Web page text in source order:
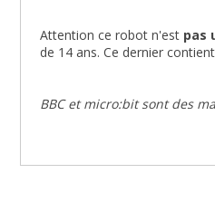
Attention ce robot n'est pas
de 14 ans. Ce dernier
BBC et micro:bit sont des